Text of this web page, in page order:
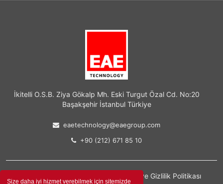
Size daha iyi hizmet verebilmek için sitemizde
İkitelli O.S.B. Ziya Gökalp Mh. Eski Turgut Özal Cd. No:20
Başakşehir İstanbul Türkiye
eaetechnology@eaegroup.com
+90 (212) 671 85 10
Kişisel Verilerin Korunması, İşlenmesi ve Gizlilik Politikası